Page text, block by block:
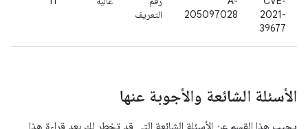
2021-
39677
205097028
التعريف
الأسئلة الشائعة والأجوبة عنها
يجيب هذا القسم عن الأسئلة الشائعة التي قد تخطر لك بعد قراءة هذا